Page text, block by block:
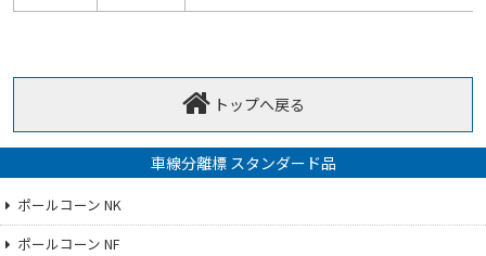
トップへ戻る
車線分離標 スタンダード品
ポールコーン NK
ポールコーン NF